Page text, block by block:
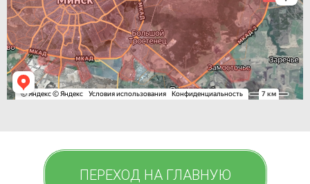
ПЕРЕХОД НА ГЛАВНУЮ